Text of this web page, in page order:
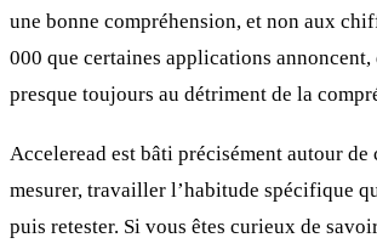
une bonne compréhension, et non aux
000 que certaines applications
presque toujours au détriment de la
Acceleread est bâti précisément autour de
mesurer, travailler l’habitude spécifique
puis retester. Si vous êtes curieux de